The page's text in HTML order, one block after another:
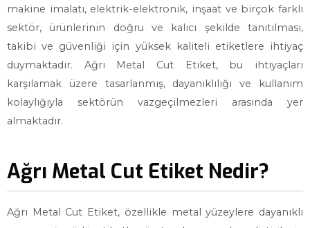
makine imalatı, elektrik-elektronik, inşaat ve birçok farklı
sektör, ürünlerinin doğru ve kalıcı şekilde tanıtılması,
takibi ve güvenliği için yüksek kaliteli etiketlere ihtiyaç
duymaktadır. Ağrı Metal Cut Etiket, bu ihtiyaçları
karşılamak üzere tasarlanmış, dayanıklılığı ve kullanım
kolaylığıyla sektörün vazgeçilmezleri arasında yer
almaktadır.
Ağrı Metal Cut Etiket Nedir?
Ağrı Metal Cut Etiket, özellikle metal yüzeylere dayanıklı